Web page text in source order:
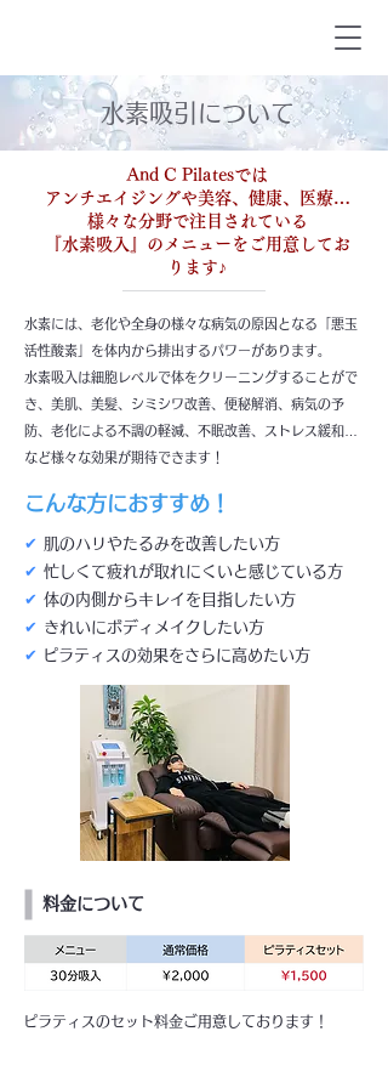
水素吸引について
And C Pilatesでは
アンチエイジングや美容、健康、医療…
様々な分野で注目されている
『水素吸入』のメニューをご用意してお
ります♪
水素には、老化や全身の様々な病気の原因となる「悪玉
活性酸素」を体内から排出するパワーがあります。
水素吸入は細胞レベルで体をクリーニングすることがで
き、美肌、美髪、シミシワ改善、便秘解消、病気の予
防、老化による不調の軽減、不眠改善、ストレス緩和…
など様々な効果が期待できます！
​こんな方におすすめ！
✔ 肌のハリやたるみを改善したい方
✔ 忙しくて疲れが取れにくいと感じている方
✔ 体の内側からキレイを目指したい方
✔
きれいにボディメイクしたい方
✔
ピラティスの効果をさらに高めたい方
料金について
ピラティスのセット料金ご用意しております！